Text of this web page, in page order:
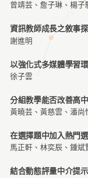
曾靖芸、詹子琳、楊子
資訊教師成長之敘事
謝進明
以強化式多媒體學習
徐子雲
分組教學能否改善高
黃曉芸、黃慈雲、潘尚
在選擇題中加入熱門
馬正軒、林奕辰、鍾
結合動態評量中介提